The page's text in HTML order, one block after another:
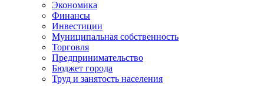
Экономика
Финансы
Инвестиции
Муниципальная собственность
Торговля
Предпринимательство
Бюджет города
Труд и занятость населения